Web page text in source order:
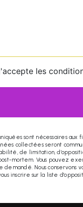
les
sont nécessaires
collectées seront
de limitation,
mortem. Vous pouvez
demandé. Nous
inscrire sur la liste